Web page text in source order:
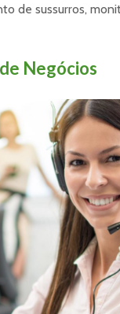
de sussurros,
Negócios